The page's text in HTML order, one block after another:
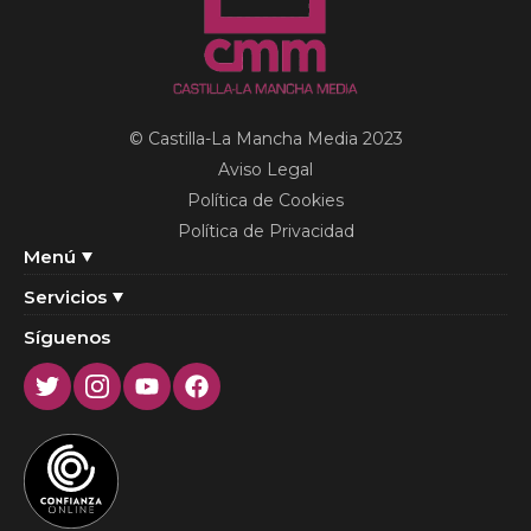
Menú
Servicios
© Castilla-La Mancha Media 2023
Aviso Legal
Política de Cookies
Política de Privacidad
Síguenos
TwitterInstagram
YoutubeFacebook